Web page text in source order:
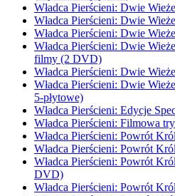
Władca Pierścieni: Dwie
Władca Pierścieni: Dwie
Władca Pierścieni: Dwie
Władca Pierścieni: Dwie
filmy (2 DVD)
Władca Pierścieni: Dwie
Władca Pierścieni: Dwie
5-płytowe)
Władca Pierścieni: Edycje
Władca Pierścieni: Filmowa
Władca Pierścieni: Powrót
Władca Pierścieni: Powrót
Władca Pierścieni: Powrót
DVD)
Władca Pierścieni: Powrót